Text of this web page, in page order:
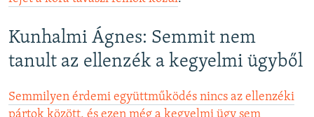
Kunhalmi Ágnes: Semmit nem
tanult az ellenzék a kegyelmi ügyből
Semmilyen érdemi együttműködés nincs az ellenzéki